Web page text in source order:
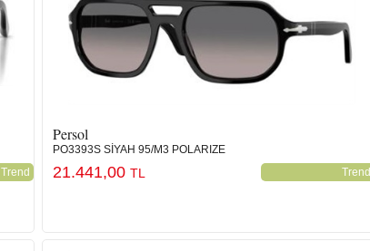
Trend
Persol
PO3393S SİYAH 95/M3 POLARIZE
Trend
21.441,00 TL